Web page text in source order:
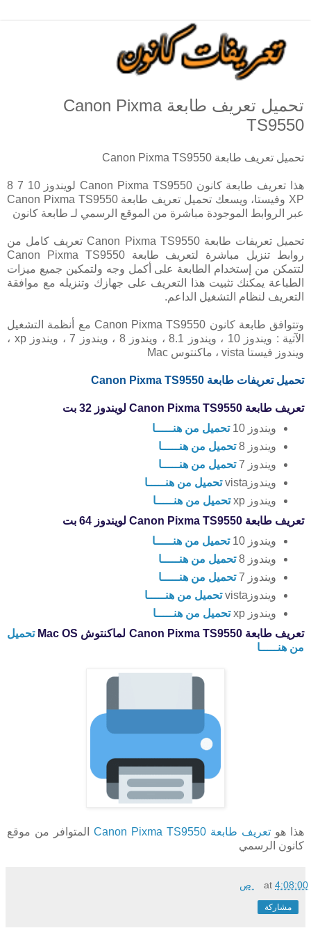
تحميل تعريف طابعة Canon Pixma
TS9550
تحميل تعريف طابعة Canon Pixma TS9550
هذا تعريف طابعة كانون Canon Pixma TS9550 لويندوز 10 7 8
XP وفيستا، ويسعك تحميل تعريف طابعة Canon Pixma TS9550
عبر الروابط الموجودة مباشرة من الموقع الرسمي لـ طابعة كانون
تحميل تعريفات طابعة Canon Pixma TS9550 تعريف كامل من
روابط تنزيل مباشرة لتعريف طابعة Canon Pixma TS9550
لتتمكن من إستخدام الطابعة على أكمل وجه ولتمكين جميع ميزات
الطباعة يمكنك تثبيت هذا التعريف على جهازك وتنزيله مع موافقة
التعريف لنظام التشغيل الداعم.
وتتوافق طابعة كانون Canon Pixma TS9550 مع أنظمة التشغيل
الآتية : ويندوز 10 ، ويندوز 8.1 ، ويندوز 8 ، ويندوز 7 ، ويندوز xp ،
ويندوز فيستا vista ، ماكنتوس Mac
تحميل تعريفات طابعة Canon Pixma TS9550
تعريف طابعة Canon Pixma TS9550 لويندوز 32 بت
ويندوز 10
تحميل من هنـــــا
ويندوز 8
تحميل من هنـــــا
ويندوز 7
تحميل من هنـــــا
ويندوزvista
تحميل من هنـــــا
ويندوز xp
تحميل من هنـــــا
تعريف طابعة Canon Pixma TS9550 لويندوز 64 بت
ويندوز 10
تحميل من هنـــــا
ويندوز 8
تحميل من هنـــــا
ويندوز 7
تحميل من هنـــــا
ويندوزvista
تحميل من هنـــــا
ويندوز xp
تحميل من هنـــــا
تعريف طابعة Canon Pixma TS9550 لماكنتوش Mac OS
تحميل
من هنـــــا
هذا هو تعريف طابعة Canon Pixma TS9550
المتوافر من موقع
كانون الرسمي
at4:08:00 ص
مشاركة